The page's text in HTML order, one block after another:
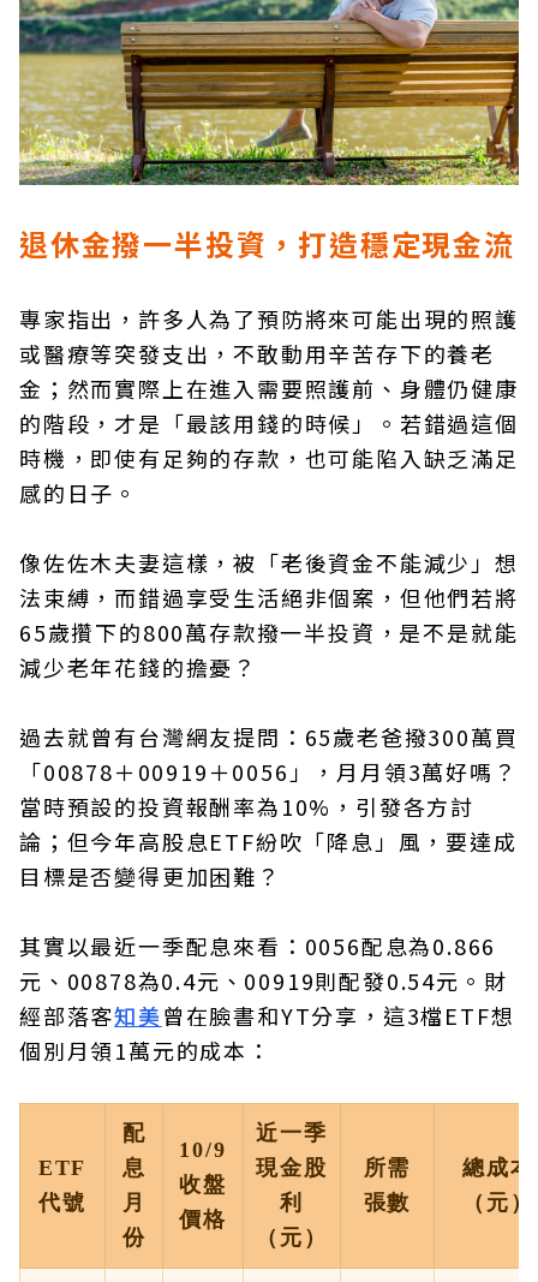
退休金撥一半投資，打造穩定現金流
專家指出，許多人為了預防將來可能出現的照護
或醫療等突發支出，不敢動用辛苦存下的養老
金；然而實際上在進入需要照護前、身體仍健康
的階段，才是「最該用錢的時候」。若錯過這個
時機，即使有足夠的存款，也可能陷入缺乏滿足
感的日子。
像佐佐木夫妻這樣，被「老後資金不能減少」想
法束縛，而錯過享受生活絕非個案，但他們若將
65歲攢下的800萬存款撥一半投資，是不是就能
減少老年花錢的擔憂？
過去就曾有台灣網友提問：65歲老爸撥300萬買
「00878＋00919＋0056」，月月領3萬好嗎？
當時預設的投資報酬率為10%，引發各方討
論；但今年高股息ETF紛吹「降息」風，要達成
目標是否變得更加困難？
其實以最近一季配息來看：0056配息為0.866
元、00878為0.4元、00919則配發0.54元。財
經部落客知美曾在臉書和YT分享，這3檔ETF想
個別月領1萬元的成本：
ETF
代號
配
息
月
份
10/9
收盤
價格
近一季
現金股
利
（元）
所需
張數
總成本
（元）